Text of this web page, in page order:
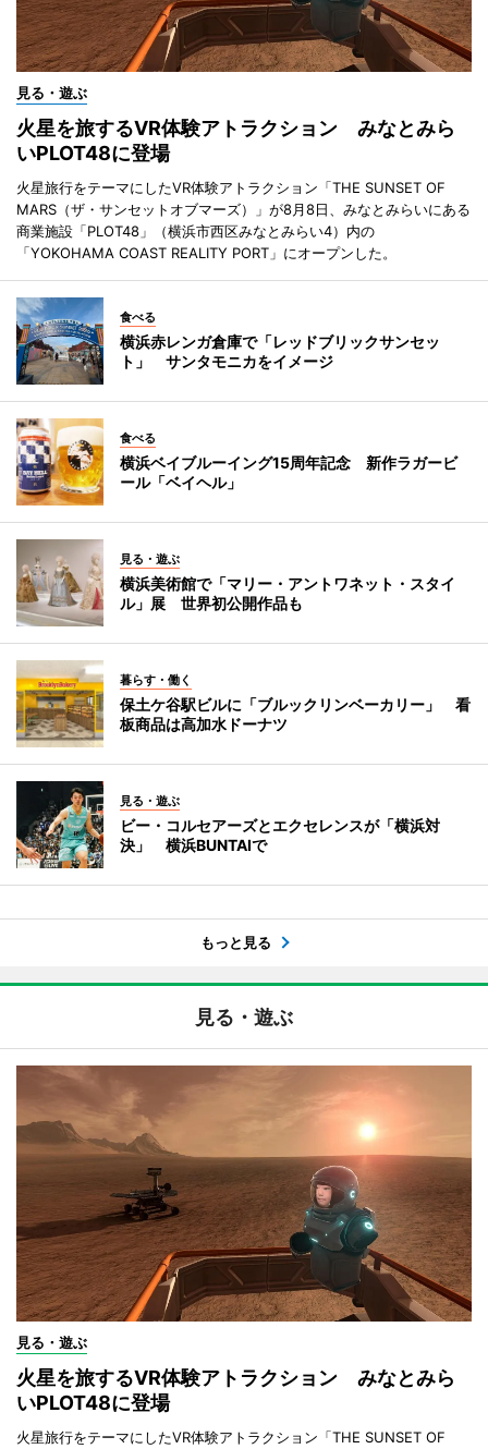
見る・遊ぶ
火星を旅するVR体験アトラクション みなとみら
いPLOT48に登場
火星旅行をテーマにしたVR体験アトラクション「THE SUNSET OF
MARS（ザ・サンセットオブマーズ）」が8月8日、みなとみらいにある
商業施設「PLOT48」（横浜市西区みなとみらい4）内の
「YOKOHAMA COAST REALITY PORT」にオープンした。
食べる
横浜赤レンガ倉庫で「レッドブリックサンセッ
ト」 サンタモニカをイメージ
食べる
横浜ベイブルーイング15周年記念 新作ラガービ
ール「ベイヘル」
見る・遊ぶ
横浜美術館で「マリー・アントワネット・スタイ
ル」展 世界初公開作品も
暮らす・働く
保土ケ谷駅ビルに「ブルックリンベーカリー」 看
板商品は高加水ドーナツ
見る・遊ぶ
ビー・コルセアーズとエクセレンスが「横浜対
決」 横浜BUNTAIで
もっと見る
見る・遊ぶ
見る・遊ぶ
火星を旅するVR体験アトラクション みなとみら
いPLOT48に登場
火星旅行をテーマにしたVR体験アトラクション「THE SUNSET OF